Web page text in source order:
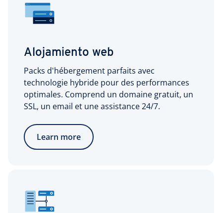
Alojamiento web
Packs d'hébergement parfaits avec
technologie hybride pour des performances
optimales. Comprend un domaine gratuit, un
SSL, un email et une assistance 24/7.
Learn more